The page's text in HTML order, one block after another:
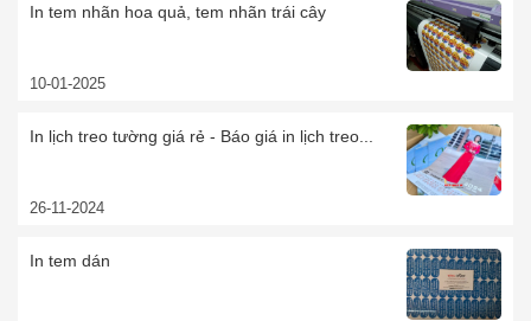
In tem nhãn hoa quả, tem nhãn trái cây
10-01-2025
In lịch treo tường giá rẻ - Báo giá in lịch treo...
26-11-2024
In tem dán